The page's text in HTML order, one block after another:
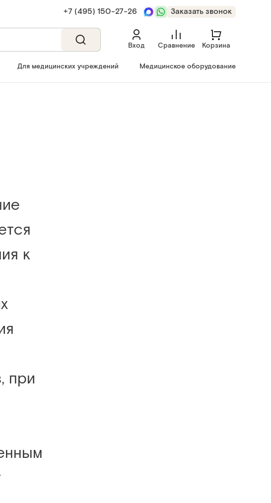
+7 (495) 150‑27‑26 Заказать звонок
Вход Сравнение Корзина
Для медицинских учреждений Медицинское оборудование
к
при